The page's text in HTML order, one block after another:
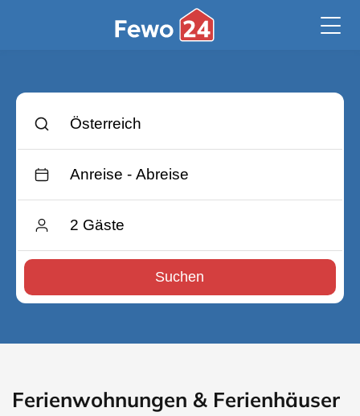
Suchen
Ferienwohnungen & Ferienhäuser